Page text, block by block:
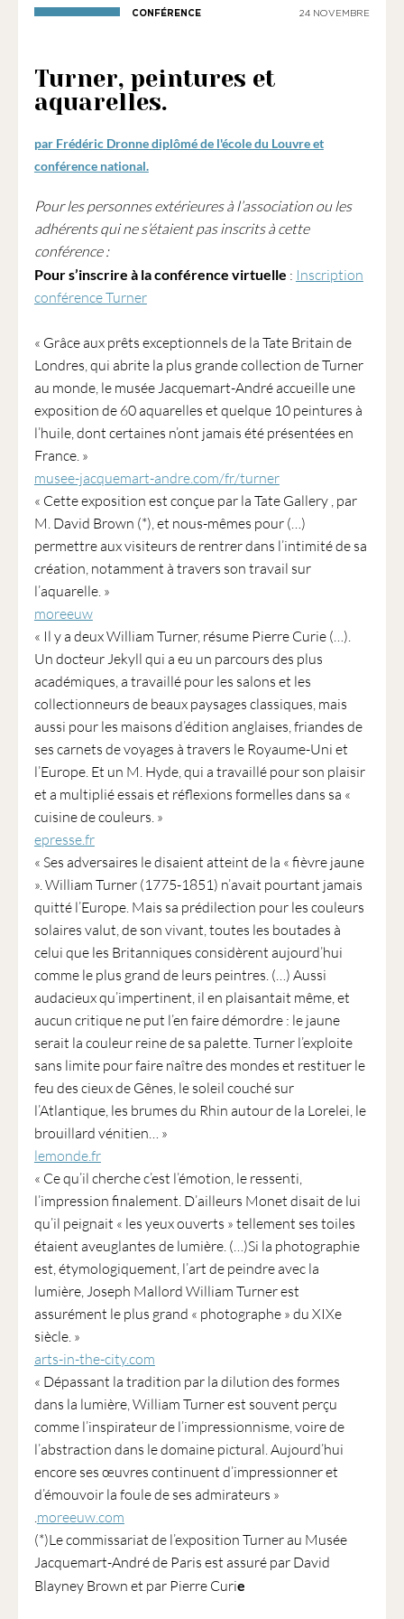
1901
vocation
culturelle.
CONFÉRENCE 24 NOVEMBRE
Turner, peintures et
aquarelles.
par Frédéric Dronne diplômé de l'école du Louvre et
conférence national.
Pour les personnes extérieures à l’association ou les
adhérents qui ne s’étaient pas inscrits à cette
conférence :
Pour s’inscrire à la conférence virtuelle : Inscription
conférence Turner
« Grâce aux prêts exceptionnels de la Tate Britain de
Londres, qui abrite la plus grande collection de Turner
au monde, le musée Jacquemart-André accueille une
exposition de 60 aquarelles et quelque 10 peintures à
l’huile, dont certaines n’ont jamais été présentées en
France. »
musee-jacquemart-andre.com/fr/turner
« Cette exposition est conçue par la Tate Gallery , par
M. David Brown (*), et nous-mêmes pour (…)
permettre aux visiteurs de rentrer dans l’intimité de sa
création, notamment à travers son travail sur
l’aquarelle. »
moreeuw
« Il y a deux William Turner, résume Pierre Curie (…).
Un docteur Jekyll qui a eu un parcours des plus
académiques, a travaillé pour les salons et les
collectionneurs de beaux paysages classiques, mais
aussi pour les maisons d’édition anglaises, friandes de
ses carnets de voyages à travers le Royaume-Uni et
l’Europe. Et un M. Hyde, qui a travaillé pour son plaisir
et a multiplié essais et réflexions formelles dans sa «
cuisine de couleurs. »
epresse.fr
« Ses adversaires le disaient atteint de la « fièvre jaune
». William Turner (1775-1851) n’avait pourtant jamais
quitté l’Europe. Mais sa prédilection pour les couleurs
solaires valut, de son vivant, toutes les boutades à
celui que les Britanniques considèrent aujourd’hui
comme le plus grand de leurs peintres. (…) Aussi
audacieux qu’impertinent, il en plaisantait même, et
aucun critique ne put l’en faire démordre : le jaune
serait la couleur reine de sa palette. Turner l’exploite
sans limite pour faire naître des mondes et restituer le
feu des cieux de Gênes, le soleil couché sur
l’Atlantique, les brumes du Rhin autour de la Lorelei, le
brouillard vénitien… »
lemonde.fr
« Ce qu’il cherche c’est l’émotion, le ressenti,
l’impression finalement. D’ailleurs Monet disait de lui
qu’il peignait « les yeux ouverts » tellement ses toiles
étaient aveuglantes de lumière. (…)Si la photographie
est, étymologiquement, l’art de peindre avec la
lumière, Joseph Mallord William Turner est
assurément le plus grand « photographe » du XIXe
siècle. »
arts-in-the-city.com
« Dépassant la tradition par la dilution des formes
dans la lumière, William Turner est souvent perçu
comme l’inspirateur de l’impressionnisme, voire de
l’abstraction dans le domaine pictural. Aujourd’hui
encore ses œuvres continuent d’impressionner et
d’émouvoir la foule de ses admirateurs »
.moreeuw.com
(*)Le commissariat de l’exposition Turner au Musée
Jacquemart-André de Paris est assuré par David
Blayney Brown et par Pierre Curie